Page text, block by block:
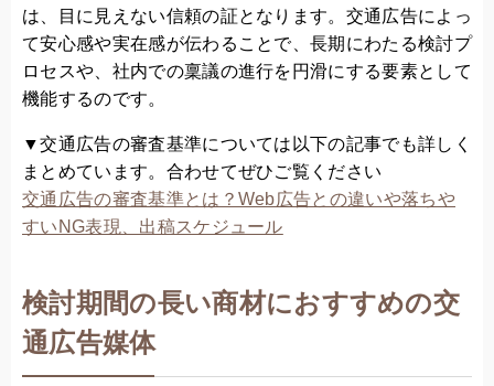
は、目に見えない信頼の証となります。交通広告によっ
て安心感や実在感が伝わることで、長期にわたる検討プ
ロセスや、社内での稟議の進行を円滑にする要素として
機能するのです。
▼交通広告の審査基準については以下の記事でも詳しく
まとめています。合わせてぜひご覧ください
交通広告の審査基準とは？Web広告との違いや落ちや
すいNG表現、出稿スケジュール
検討期間の長い商材におすすめの交
通広告媒体